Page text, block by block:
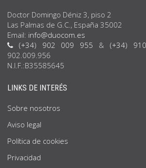
Doctor Domingo Déniz 3, piso 2
Las Palmas de G.C., España 35002
Email: info@duocom.es
(+34) 902 009 955 & (+34)
902.009.956
N.I.F.:B35585645
LINKS DE INTERÉS
Sobre nosotros
Aviso legal
Política de cookies
Privacidad